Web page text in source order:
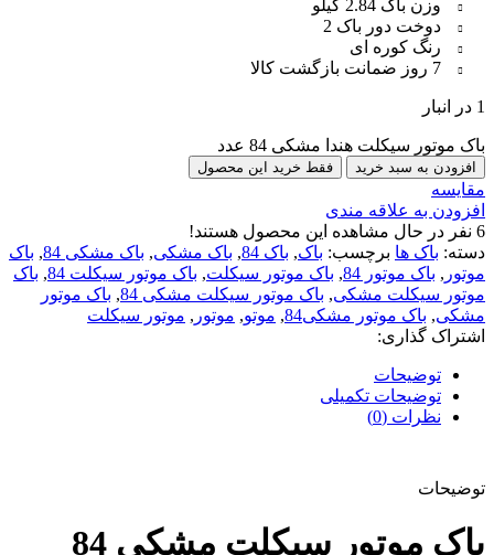
وزن باک 2.84 کیلو
دوخت دور باک 2
رنگ کوره ای
7 روز ضمانت بازگشت کالا
1 در انبار
باک موتور سیکلت هندا مشکی 84 عدد
افزودن به سبد خرید فقط خرید این محصول
مقایسه
افزودن به علاقه مندی
6 نفر در حال مشاهده این محصول هستند!
دسته: باک ها برچسب: باک, باک 84 , باک مشکی, باک مشکی 84 , باک
موتور , باک موتور 84 , باک موتور سیکلت, باک موتور سیکلت 84 , باک
موتور سیکلت مشکی, باک موتور سیکلت مشکی 84 , باک موتور
مشکی, باک موتور مشکی84 , موتو, موتور , موتور سیکلت
اشتراک گذاری:
توضیحات
توضیحات تکمیلی
نظرات (0)
توضیحات
باک موتور سیکلت مشکی 84